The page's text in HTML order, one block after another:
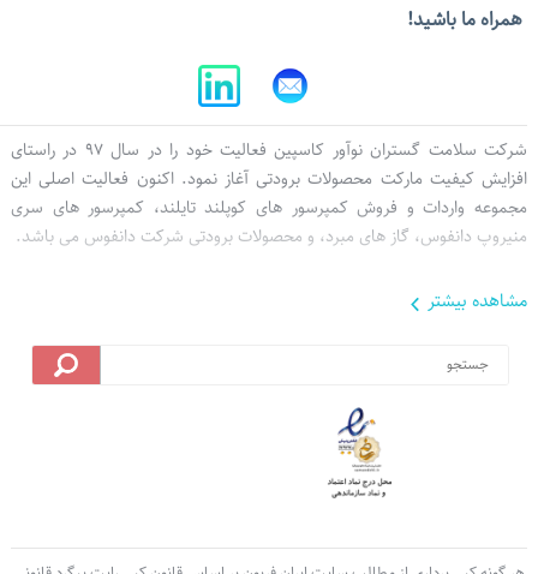
صفحه اصلی
قوانین و مقررات
همراه ما باشيد!
شرکت سلامت گستران نوآور کاسپین فعالیت خود را در سال 97 در راستای
افزایش کیفیت مارکت محصولات برودتی آغاز نمود. اکنون فعالیت اصلی این
مجموعه واردات و فروش کمپرسور های کوپلند تایلند، کمپرسور های سری
منیروپ دانفوس، گاز های مبرد، و محصولات برودتی شرکت دانفوس می باشد.
مشاهده بيشتر